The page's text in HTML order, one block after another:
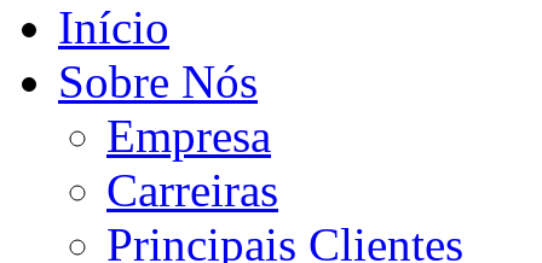
Início
Sobre Nós
Empresa
Carreiras
Principais Clientes